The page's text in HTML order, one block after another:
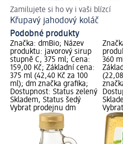
Zamilujete si ho vy i vaši blízcí
Křupavý jahodový koláč
Podobné produkty
Značka: dmBio; Název
produktu: javorový sirup
stupně C, 375 ml; Cena:
159,00 Kč; Základní cena:
375 ml (42,40 Kč za 100
ml); dm značka grafika;
Dostupnost: Status zelený
Skladem, Status šedý
Vybrat prodejnu dm
360